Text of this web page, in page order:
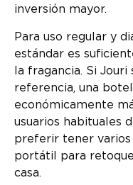
inversión mayor.
Para uso regular y
estándar es
la fragancia. Si
referencia, una
económicamente
usuarios habituales
preferir tener varios
portátil para
casa.